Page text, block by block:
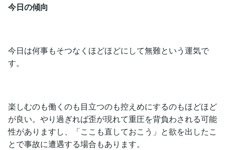
今日の傾向
今日は何事もそつなくほどほどにして無難という運気で
す。
楽しむのも働くのも目立つのも控えめにするのもほどほど
が良い。やり過ぎれば歪が現れて重圧を背負わされる可能
性がありますし、「ここも直しておこう」と欲を出したこ
とで事故に遭遇する場合もあります。